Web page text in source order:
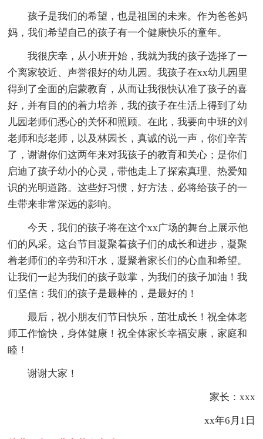
孩子是我们的希望，也是祖国的未来。作为爸爸妈
妈，我们希望自己的孩子有一个健康快乐的童年。
我很庆幸，从小班开始，我就为我的孩子选择了一
个离家较近、声誉很好的幼儿园。我孩子在xx幼儿园里
得到了全面的启蒙教育，从而让我很快认准了孩子的喜
好，并有目的的着力培养，我的孩子在生活上得到了幼
儿园老师们悉心的关怀和照顾。在此，我要向中班的刘
老师和彭老师，以及林园长，真诚的说一声，你们辛苦
了，谢谢你们这两年来对我孩子的教育和关心；是你们
启迪了孩子幼小的心灵，带他走上了探索真理、热爱知
识的光明道路。这些好习惯，好方法，必将给孩子的一
生带来非常深远的影响。
今天，我们的孩子将在这个xx广场的舞台上展示他
们的风采。这台节目凝聚着孩子们的成长和进步，凝聚
着老师们的辛劳和汗水，凝聚着家长们的心血和希望。
让我们一起为我们的孩子鼓掌，为我们的孩子加油！我
们坚信：我们的孩子是最棒的，是最好的！
最后，祝小朋友们节日快乐，茁壮成长！祝全体老
师工作愉快，身体健康！祝全体家长幸福安康，家庭和
睦！
谢谢大家！
家长：xxx
xx年6月1日